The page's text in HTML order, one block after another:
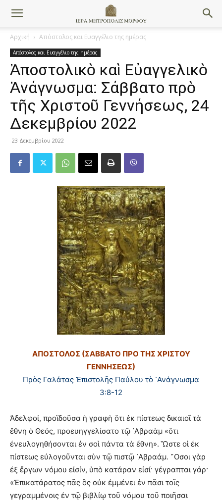
Αρχική Απόστολος και Ευαγγέλιο της ημέρας
Απόστολος και Ευαγγέλιο της ημέρας
Ἀποστολικὸ καὶ Εὐαγγελικὸ
Ἀνάγνωσμα: Σάββατο πρὸ
τῆς Χριστοῦ Γεννήσεως, 24
Δεκεμβρίου 2022
23 Δεκεμβρίου 2022
ΑΠΟΣΤΟΛΟΣ (ΣΑΒΒΑΤΟ ΠΡΟ ΤΗΣ ΧΡΙΣΤΟΥ
ΓΕΝΝΗΣΕΩΣ)
Πρὸς Γαλάτας Ἐπιστολῆς Παύλου τὸ ᾽Ανάγνωσμα
3:8-12
Ἀδελφοί, προϊδοῦσα ἡ γραφὴ ὅτι ἐκ πίστεως δικαιοῖ τὰ
ἔθνη ὁ Θεός, προευηγγελίσατο τῷ ᾿Αβραὰμ «ὅτι
ἐνευλογηθήσονται ἐν σοὶ πάντα τὰ ἔθνη». Ὥστε οἱ ἐκ
πίστεως εὐλογοῦνται σὺν τῷ πιστῷ ᾿Αβραάμ. ῞Οσοι γὰρ
ἐξ ἔργων νόμου εἰσίν, ὑπὸ κατάραν εἰσί· γέγραπται γάρ·
«Ἐπικατάρατος πᾶς ὃς οὐκ ἐμμένει ἐν πᾶσι τοῖς
γεγραμμένοις ἐν τῷ βιβλίῳ τοῦ νόμου τοῦ ποιῆσαι